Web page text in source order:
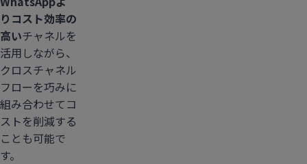
り コスト効率の
高いチャネルを
活用しながら、
クロスチャネル
フローを巧みに
組み合わせてコ
ストを削減する
ことも可能で
す。